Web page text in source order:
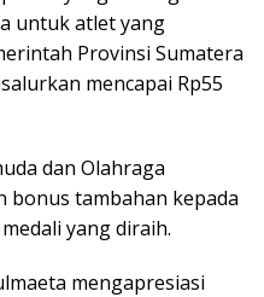
untuk atlet yang
Provinsi Sumatera
mencapai Rp55
dan Olahraga
bonus tambahan kepada
yang diraih.
mengapresiasi